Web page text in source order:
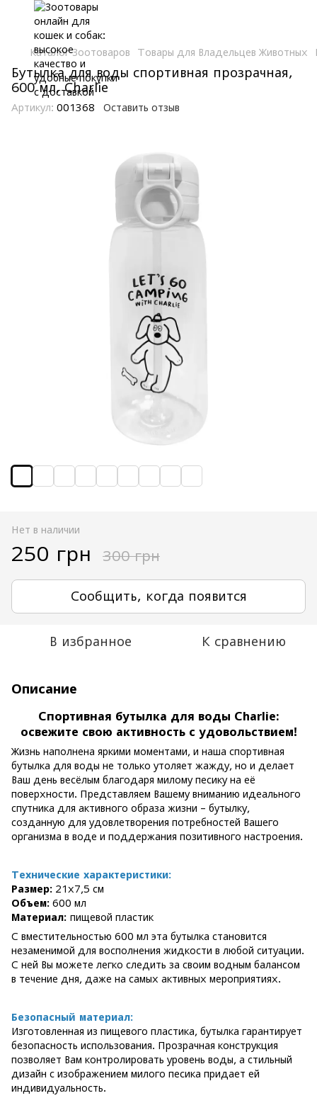
Каталог Зоотоваров Товары для Владельцев Животных
Бутылка для воды спортивная прозрачная,
600 мл, Charlie
Артикул: 001368 Оставить отзыв
Нет в наличии
250 грн 300 грн
Сообщить, когда появится
В избранное К сравнению
Описание
Спортивная бутылка для воды Charlie:
освежите свою активность с удовольствием!
Жизнь наполнена яркими моментами, и наша спортивная
бутылка для воды не только утоляет жажду, но и делает
Ваш день весёлым благодаря милому песику на её
поверхности. Представляем Вашему вниманию идеального
спутника для активного образа жизни – бутылку,
созданную для удовлетворения потребностей Вашего
организма в воде и поддержания позитивного настроения.
Технические характеристики:
Размер: 21х7,5 см
Объем: 600 мл
Материал: пищевой пластик
С вместительностью 600 мл эта бутылка становится
незаменимой для восполнения жидкости в любой ситуации.
С ней Вы можете легко следить за своим водным балансом
в течение дня, даже на самых активных мероприятиях.
Безопасный материал:
Изготовленная из пищевого пластика, бутылка гарантирует
безопасность использования. Прозрачная конструкция
позволяет Вам контролировать уровень воды, а стильный
дизайн с изображением милого песика придает ей
индивидуальность.